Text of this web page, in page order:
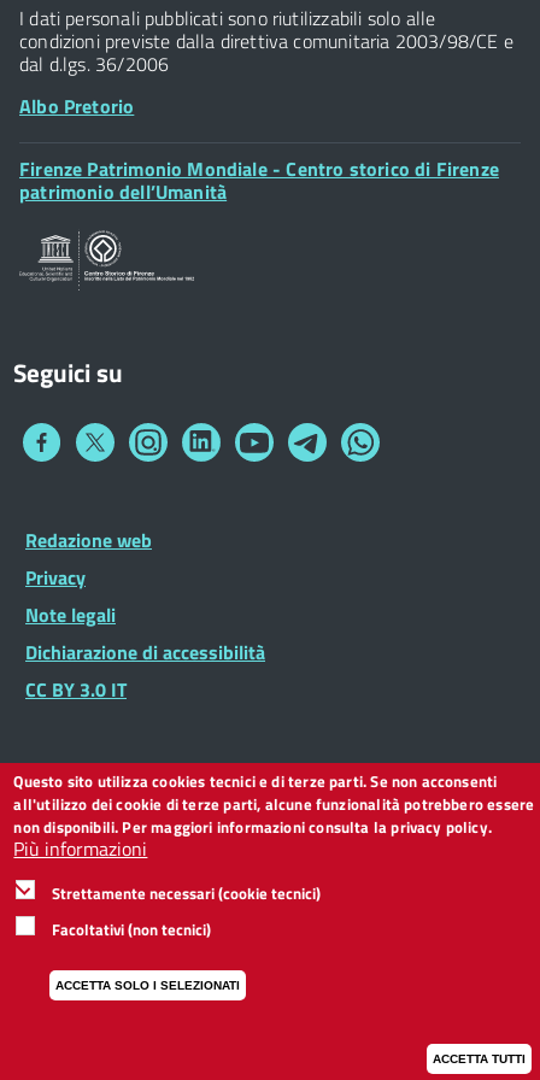
Posta Elettronica Certificata
I dati personali pubblicati sono riutilizzabili solo alle
condizioni previste dalla direttiva comunitaria 2003/98/CE e
dal d.lgs. 36/2006
Albo Pretorio
Footer
Widget
Firenze Patrimonio Mondiale - Centro storico di Firenze
patrimonio dell’Umanità
Seguici su
Collegamento
Collegamento
a
Collegamento
a
Collegamento
a
Collegamento
a
Collegamento
a
Collegamento
a
Footer
Widget
Footer
menu
Redazione web
Privacy
Note legali
Dichiarazione di accessibilità
CC BY 3.0 IT
Questo sito utilizza cookies tecnici e di terze parti. Se non acconsenti
all'utilizzo dei cookie di terze parti, alcune funzionalità potrebbero essere
non disponibili. Per maggiori informazioni consulta la privacy policy.
Più informazioni
Strettamente necessari (cookie tecnici)
Facoltativi (non tecnici)
ACCETTA SOLO I SELEZIONATI
ACCETTA TUTTI